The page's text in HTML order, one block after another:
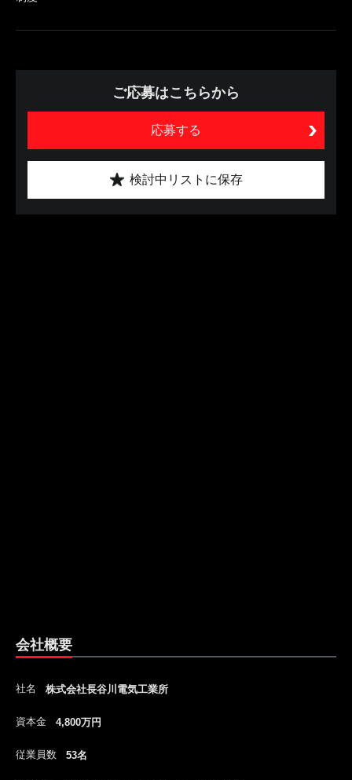
ご応募はこちらから
応募する
検討中リストに保存
会社概要
社名 株式会社長谷川電気工業所
資本金 4,800万円
従業員数 53名